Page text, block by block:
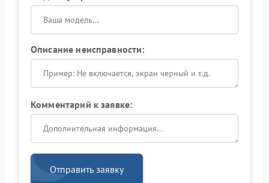
Описание неисправности:
Комментарий к заявке:
Отправить заявку